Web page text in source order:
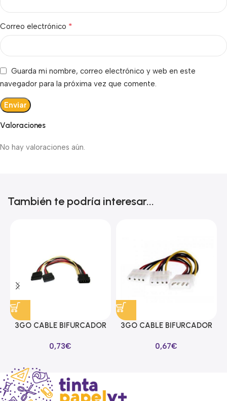
Valoraciones
No hay valoraciones aún.
Correo electrónico *
Guarda mi nombre, correo electrónico y web en este
navegador para la próxima vez que comente.
También te podría interesar...
3GO CABLE BIFURCADOR
0,73€
3GO CABLE BIFURCADOR
0,67€